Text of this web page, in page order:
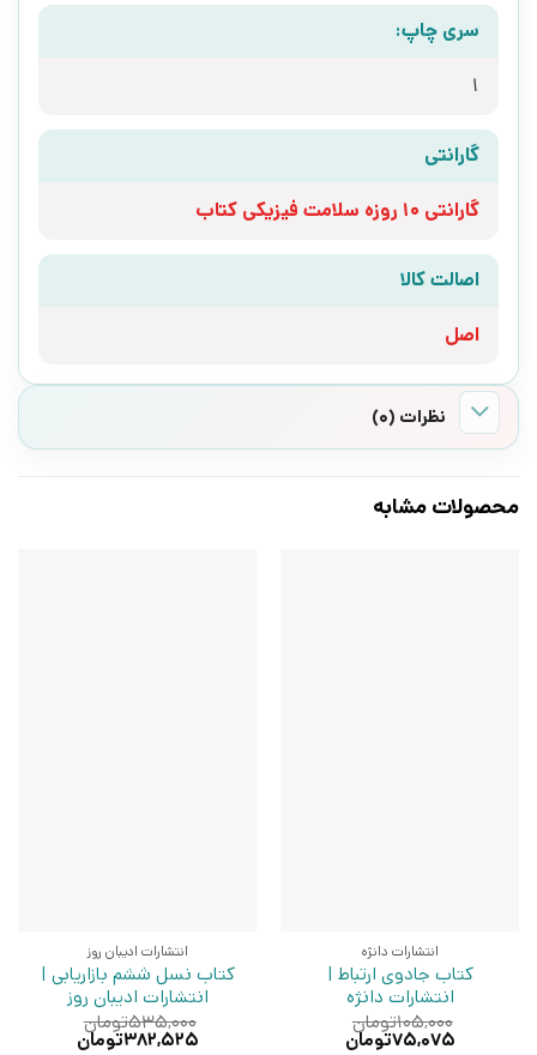
سری چاپ:
1
گارانتی
گارانتی 10 روزه سلامت فیزیکی کتاب
اصالت کالا
اصل
نظرات (0)
محصولات مشابه
انتشارات دانژه
کتاب جادوی ارتباط |
انتشارات دانژه
۱۰۵,۰۰۰تومان
قیمت
۷۵,۰۷۵تومان
انتشارات ادیبان روز
کتاب نسل ششم بازاریابی |
انتشارات ادیبان روز
۵۳۵,۰۰۰تومان
قیمت
۳۸۲,۵۲۵تومان